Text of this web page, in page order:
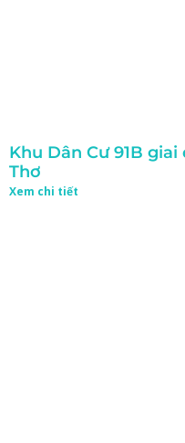
Khu Dân Cư 91B
Thơ
Xem chi tiết